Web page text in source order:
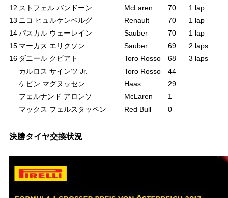
12 ストフェル バンドーン McLaren 70
1 lap
13 ニコ ヒュルケンベルグ Renault 70
1 lap
14パスカル ウェーレイン Sauber 70
1 lap
15 マーカス エリクソン Sauber 69
2 laps
16 ダニール クビアト Toro Rosso 68
3 laps
カルロス サインツ Jr.
Toro Rosso
44
ケビン マグヌッセン
Haas
29
フェルナンド アロンソ
McLaren
1
マックス フェルスタッペン
Red Bull 0
決勝タイヤ交換状況